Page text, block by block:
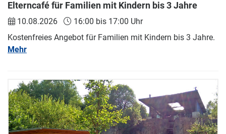
Elterncafé für Familien mit Kindern bis 3 Jahre
10.08.2026
16:00 bis 17:00 Uhr
Kostenfreies Angebot für Familien mit Kindern bis 3 Jahre.
Mehr